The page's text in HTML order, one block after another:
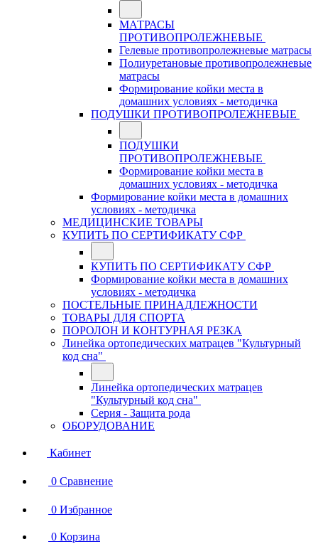
МАТРАСЫ
ПРОТИВОПРОЛЕЖНЕВЫЕ
Гелевые противопролежневые матрасы
Полиуретановые противопролежневые
матрасы
Формирование койки места в
домашних условиях - методичка
ПОДУШКИ ПРОТИВОПРОЛЕЖНЕВЫЕ
ПОДУШКИ
ПРОТИВОПРОЛЕЖНЕВЫЕ
Формирование койки места в
домашних условиях - методичка
Формирование койки места в домашних
условиях - методичка
МЕДИЦИНСКИЕ ТОВАРЫ
КУПИТЬ ПО СЕРТИФИКАТУ СФР
КУПИТЬ ПО СЕРТИФИКАТУ СФР
Формирование койки места в домашних
условиях - методичка
ПОСТЕЛЬНЫЕ ПРИНАДЛЕЖНОСТИ
ТОВАРЫ ДЛЯ СПОРТА
ПОРОЛОН И КОНТУРНАЯ РЕЗКА
Линейка ортопедических матрацев "Культурный
код сна"
Линейка ортопедических матрацев
"Культурный код сна"
Серия - Защита рода
ОБОРУДОВАНИЕ
Кабинет
0 Сравнение
0 Избранное
0 Корзина